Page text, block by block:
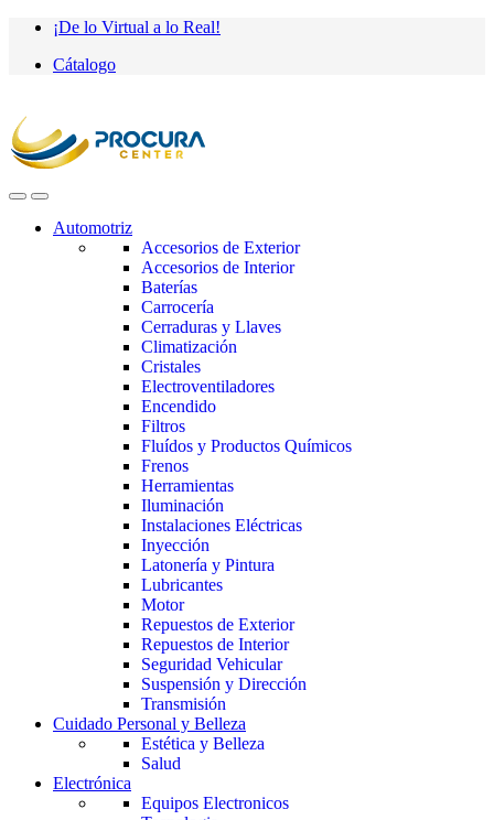
Saltar
navegación
saltar
contenido
¡De lo Virtual a lo Real!
Cátalogo
Automotriz
Accesorios de Exterior
Accesorios de Interior
Baterías
Carrocería
Cerraduras y Llaves
Climatización
Cristales
Electroventiladores
Encendido
Filtros
Fluídos y Productos Químicos
Frenos
Herramientas
Iluminación
Instalaciones Eléctricas
Inyección
Latonería y Pintura
Lubricantes
Motor
Repuestos de Exterior
Repuestos de Interior
Seguridad Vehicular
Suspensión y Dirección
Transmisión
Cuidado Personal y Belleza
Estética y Belleza
Salud
Electrónica
Equipos Electronicos